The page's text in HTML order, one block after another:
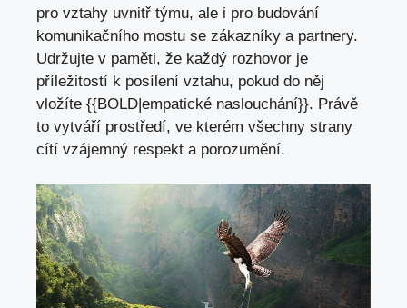
pro vztahy uvnitř týmu, ale i pro budování
komunikačního mostu se zákazníky a partnery.
Udržujte v paměti, že každý rozhovor je
příležitostí k posílení vztahu, pokud do něj
vložíte {{BOLD|empatické naslouchání}}. Právě
to vytváří prostředí, ve kterém všechny strany
cítí vzájemný respekt a porozumění.